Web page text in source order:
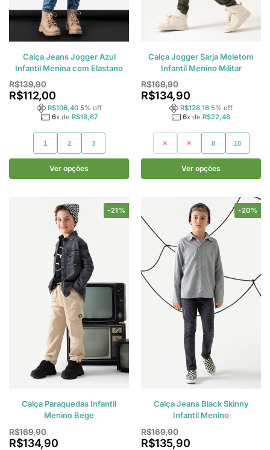
Calça Jeans Jogger Azul
Infantil Menina com Elastano
R$139,90
R$112,00
R$106,40 5% off
6x de R$18,67
1 2 3
Ver opções
Calça Jogger Sarja Moletom
Infantil Menino Militar
R$169,90
R$134,90
R$128,16 5% off
6x de R$22,48
4 6 8 10
Ver opções
-21%
Calça Paraquedas Infantil
Menino Bege
R$169,90
R$134,90
-20%
Calça Jeans Black Skinny
Infantil Menino
R$169,90
R$135,90